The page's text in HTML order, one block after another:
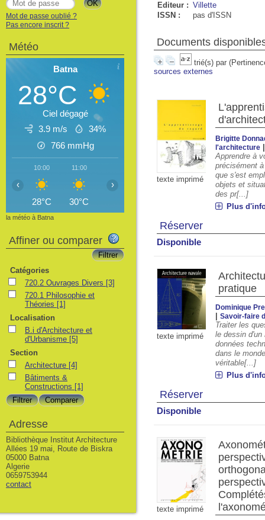
Editeur : Villette
ISSN :
pas d'ISSN
Documents
trié(s) par
sources externes
texte imprimé
Brigitte
l'architecture
Apprendre à
précisément
que s'est
objets et
des pr[...]
Plus
Réserver
Disponible
texte imprimé
pratique
Dominique
|Savoir-faire
Traiter les
le dessin d'un
données
dans le
véritable[...]
Plus
Réserver
Disponible
texte imprimé
Mot de passe oublié ?
Pas encore inscrit ?
Météo
Batna
28°C
Ciel dégagé
3.9 m/s
34%
766 mmHg
10:00
28°C
11:00
30°C
14:00 15:00
33°C
‹ ›
la météo à Batna
Affiner ou comparer
Catégories
720.2 Ouvrages Divers [3]
720.1 Philosophie et
Théories [1]
Localisation
B.i d'Architecture et
d'Urbanisme [5]
Section
Architecture [4]
Bâtiments &
Constructions [1]
Adresse
Bibliothèque Institut Architecture
Allées 19 mai, Route de Biskra
05000 Batna
Algerie
0659753944
contact